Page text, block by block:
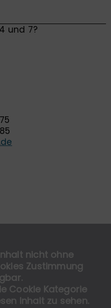
und 7?
nicht ohne
Zustimmung
Cookie Kategorie
Inhalt zu sehen.